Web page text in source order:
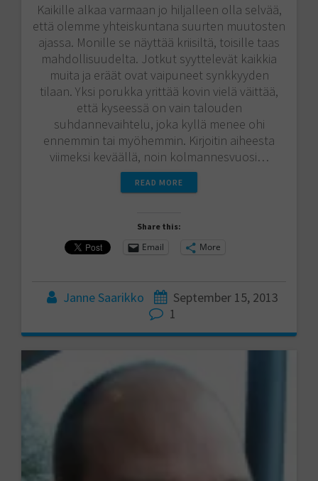
Kaikille alkaa varmaan jo hiljalleen olla selvää,
että olemme yhteiskuntana suurten muutosten
ajassa. Monille se näyttää kriisiltä, toisille taas
mahdollisuudelta. Jotkut syyttelevät kaikkia
muita ja eräät ovat vaipuneet synkkyyden
tilaan. Yksi porukka yrittää kovin vielä väittää,
että kyseessä on vain talouden
suhdannevaihtelu, joka kyllä menee ohi
ennemmin tai myöhemmin. Kirjoitin aiheesta
viimeksi keväällä, noin kolmannesvuosi…
READ MORE
Share this:
Email More
Janne Saarikko
September 15, 2013
1